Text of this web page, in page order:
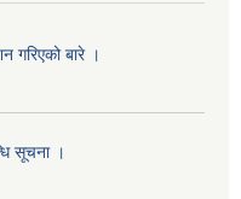
गरिएको बारे ।
सूचना ।